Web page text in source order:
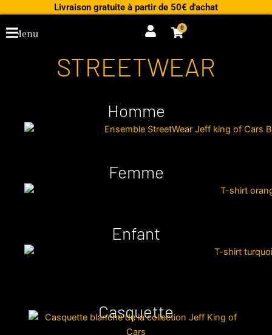
contenu
Livraison gratuite à partir de 50€ d'achat
0
Cart
Menu
STREETWEAR
Homme
Femme
Enfant
Casquette